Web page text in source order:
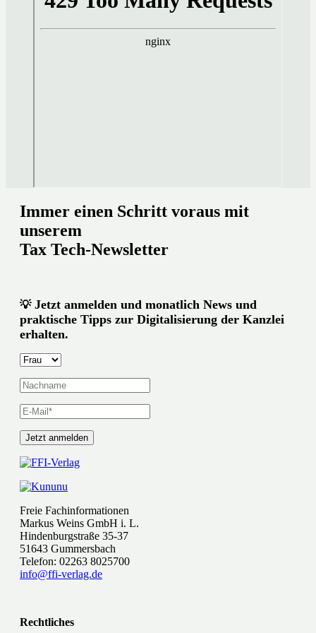
Immer einen Schritt voraus mit
unserem
Tax Tech-Newsletter
💡Jetzt anmelden und monatlich News und
praktische Tipps zur Digitalisierung der Kanzlei
erhalten.
Freie Fachinformationen
Markus Weins GmbH i. L.
Hindenburgstraße 35-37
51643 Gummersbach
Telefon: 02263 8025700
info@ffi-verlag.de
Rechtliches